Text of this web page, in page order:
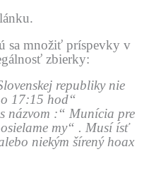
sa množiť príspevky v
zbierky:
republiky nie
17:15 hod“
názvom :“ Munícia pre
my“ . Musí ísť
niekým šírený hoax